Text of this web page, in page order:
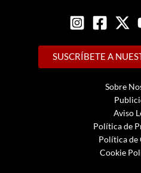
SUSCRÍBETE A
Sobre
Aviso
Política de
Política de
Cookie